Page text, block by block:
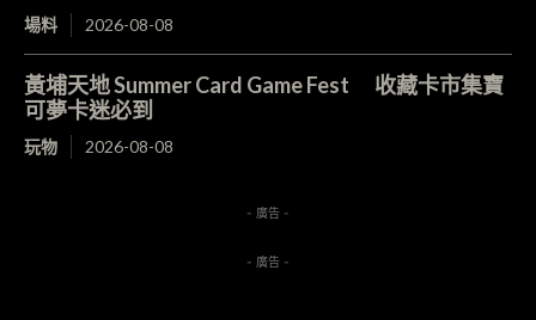
場料 2026-08-08
黃埔天地 Summer Card Game Fest 收藏卡市集寶
可夢卡迷必到
玩物 2026-08-08
- 廣告 -
- 廣告 -